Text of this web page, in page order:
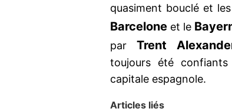
quasiment bouclé et
Barcelone et le
par Trent
toujours été
capitale espagnole.
Articles liés